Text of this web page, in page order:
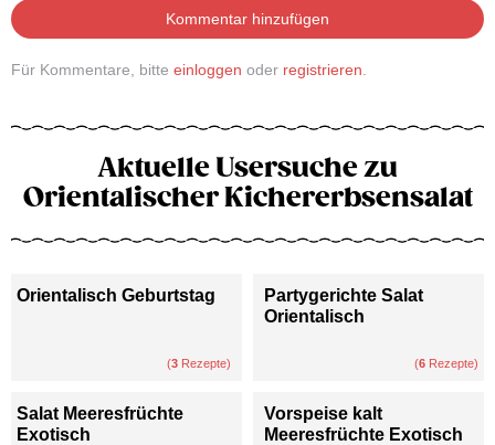
Kommentar hinzufügen
Für Kommentare, bitte einloggen oder registrieren
Aktuelle Usersuche zu
Orientalischer Kichererbsensalat
Orientalisch Geburtstag
(3 Rezepte)
Partygerichte Salat
Orientalisch
(6 Rezepte)
Salat Meeresfrüchte
Exotisch
Vorspeise kalt
Meeresfrüchte Exotisch